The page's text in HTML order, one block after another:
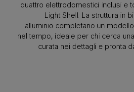
quattro elettrodomestici inclusi e
Light Shell. La struttura in
alluminio completano un
nel tempo, ideale per chi cerca
curata nei dettagli e pronta